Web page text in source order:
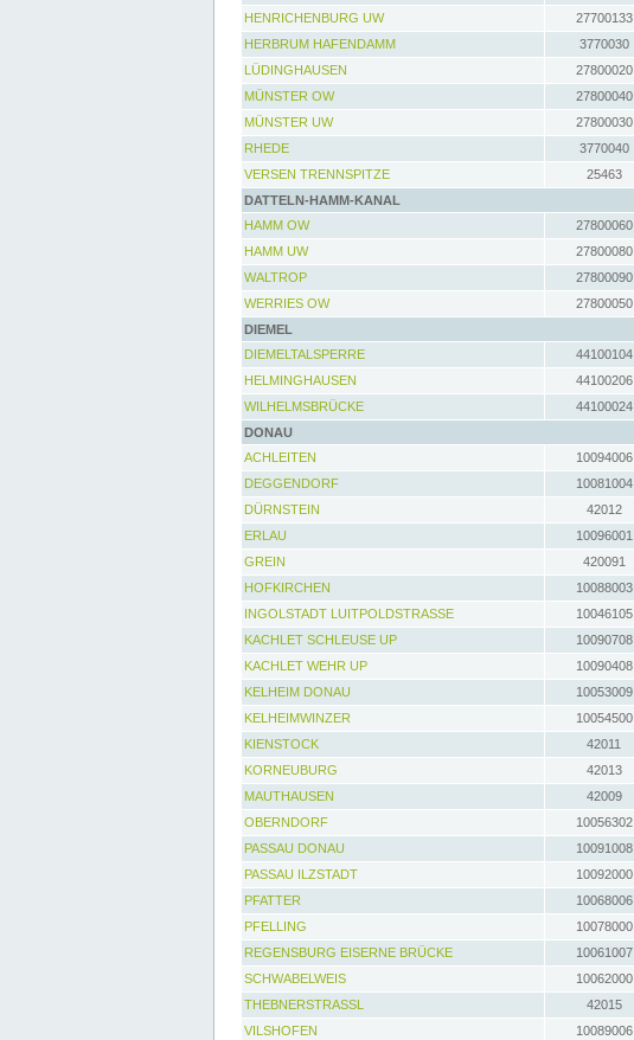
HENRICHENBURG UW
27700133
HERBRUM HAFENDAMM
3770030
LÜDINGHAUSEN
27800020
MÜNSTER OW
27800040
MÜNSTER UW
27800030
RHEDE
3770040
VERSEN TRENNSPITZE
25463
DATTELN-HAMM-KANAL
HAMM OW
27800060
HAMM UW
27800080
WALTROP
27800090
WERRIES OW
27800050
DIEMEL
DIEMELTALSPERRE
44100104
HELMINGHAUSEN
44100206
WILHELMSBRÜCKE
44100024
DONAU
ACHLEITEN
10094006
DEGGENDORF
10081004
DÜRNSTEIN
42012
ERLAU
10096001
GREIN
420091
HOFKIRCHEN
10088003
INGOLSTADT LUITPOLDSTRASSE
10046105
KACHLET SCHLEUSE UP
10090708
KACHLET WEHR UP
10090408
KELHEIM DONAU
10053009
KELHEIMWINZER
10054500
KIENSTOCK
42011
KORNEUBURG
42013
MAUTHAUSEN
42009
OBERNDORF
10056302
PASSAU DONAU
10091008
PASSAU ILZSTADT
10092000
PFATTER
10068006
PFELLING
10078000
REGENSBURG EISERNE BRÜCKE
10061007
SCHWABELWEIS
10062000
THEBNERSTRASSL
42015
VILSHOFEN
10089006